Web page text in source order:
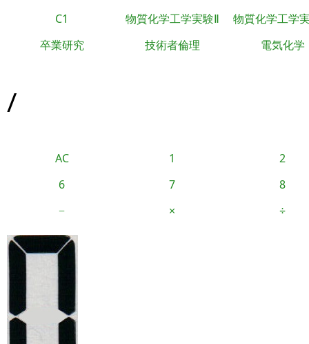
C1 物質化学工学実験Ⅱ
物質化学工学
卒業研究
技術者倫理 電気化学
/
AC 1
2
6
7
8
−
× ÷